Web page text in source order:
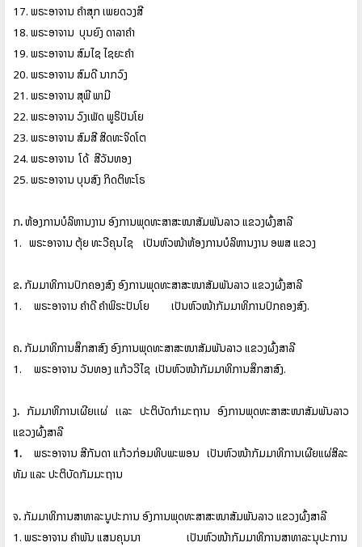
17.ພຣະອາຈານຄໍາສຸກເພຍດວງສີ
18.ພຣະອາຈານ ບຸນຍົງດາລາຄໍາ
19.ພຣະອາຈານສົມໄຊໄຊຍະຄໍາ
20.ພຣະອາຈານສົມດີນາກວົງ
21.ພຣະອາຈານສຸພີພາມີ
22.ພຣະອາຈານວົງເພັດພູຣິປັນໂຍ
23.ພຣະອາຈານສົມສີສິດທະຈິດໂຕ
24.ພຣະອາຈານ ໂດ້ ສີວັນທອງ
25.ພຣະອາຈານບຸນສົງກິດຕິທະໂຣ
ກ.ຫ້ອງການບໍລິຫານງານອົງການພຸດທະສາສະໜາສັມພັນລາວແຂວງຜົ້ງສາລີ
1. ພຣະອາຈານຕຸ້ຍທະວີຄຸນໄຊ ເປັນຫົວໜ້າຫ້ອງການບໍລິຫານງານອພສແຂວງ
ຂ.ກັມມາທິການປົກຄອງສົງອົງການພຸດທະສາສະໜາສັມພັນລາວແຂວງຜົ້ງສາລີ
1. ພຣະອາຈານຄໍາດີຄໍາພິຣະປັນໂຍ ເປັນຫົວໜ້າກັມມາທິການປົກຄອງສົງ.
ຄ.ກັມມາທິການສຶກສາສົງອົງການພຸດທະສາສະໜາສັມພັນລາວແຂວງຜົ້ງສາລີ
1. ພຣະອາຈານວັນທອງແກ້ວວີໄຊ ເປັນຫົວໜ້າກັມມາທິການສຶກສາສົງ.
ງ.ກັມມາທິການເຜີຍເເຜ່ ເເລະ ປະຕິບັດກໍາມະຖານ ອົງການພຸດທະສາສະໜາສັມພັນລາວ
ແຂວງຜົ້ງສາລີ
1.
ພຣະອາຈານສີກັນດາແກ້ວກ່ອມທິບພະພອນ ເປັນຫົວໜ້າກັມມາທິການເຜີຍແຜ່ສິລະ
ທັມແລະປະຕິບັດກັມມະຖານ
ຈ.ກັມມາທິການສາທາລະນູປະການອົງການພຸດທະສາສະໜາສັມພັນລາວແຂວງຜົ້ງສາລີ
1.ພຣະອາຈານຄໍາພັນແສນຄຸນນາ ເປັນຫົວໜ້າກັມມາທິການສາທາລະນຸປະການ